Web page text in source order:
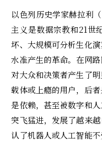
以色列历史学家赫拉利
主义是数据宗教和21世
坏、大规模可分析生化
水准产生的革命。在网
对大众和决策者产生了
载体或上瘾的用户，后
是依赖，甚至被数字和
突飞猛进，发展了越来
认了机器人或人工智能